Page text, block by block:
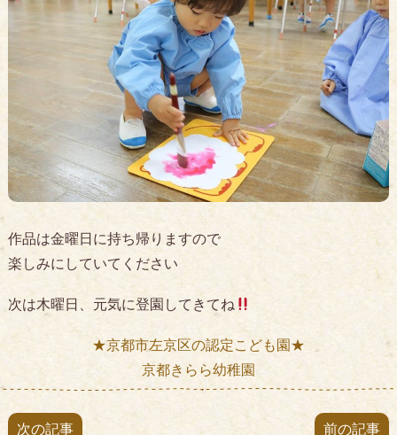
作品は金曜日に持ち帰りますので
楽しみにしていてください
次は木曜日、元気に登園してきてね
★京都市左京区の認定こども園★
京都きらら幼稚園
次の記事 前の記事